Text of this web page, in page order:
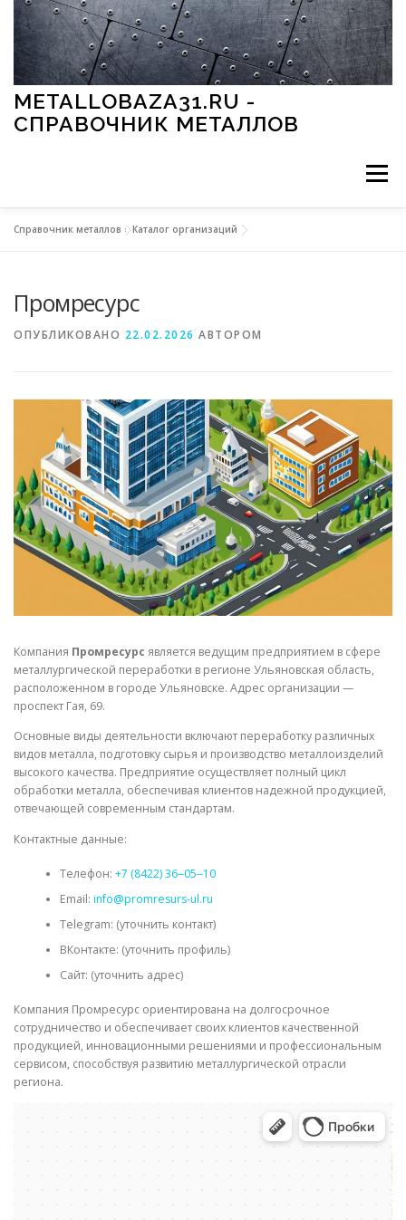
Перейти к содержимому
METALLOBAZA31.RU -
СПРАВОЧНИК МЕТАЛЛОВ
Меню
МЕТАЛЛЫ И ОКРУЖАЮЩАЯ СРЕДА
СВОЙСТВА МЕТАЛЛОВ СОРТА МЕТАЛЛОВ
СТАТЬИ
Справочник металлов »Каталог организаций
Промресурс
ОПУБЛИКОВАНО 22.02.2026 АВТОРОМ
Компания Промресурс является ведущим предприятием в сфере
металлургической переработки в регионе Ульяновская область,
расположенном в городе Ульяновске. Адрес организации —
проспект Гая, 69.
Основные виды деятельности включают переработку различных
видов металла, подготовку сырья и производство металлоизделий
высокого качества. Предприятие осуществляет полный цикл
обработки металла, обеспечивая клиентов надежной продукцией,
отвечающей современным стандартам.
Контактные данные:
Телефон: +7 (8422) 36‒05‒10
Email: info@promresurs-ul.ru
Telegram: (уточнить контакт)
ВКонтакте: (уточнить профиль)
Сайт: (уточнить адрес)
Компания Промресурс ориентирована на долгосрочное
сотрудничество и обеспечивает своих клиентов качественной
продукцией, инновационными решениями и профессиональным
сервисом, способствуя развитию металлургической отрасли
региона.